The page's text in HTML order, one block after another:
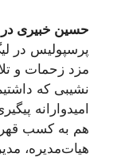
حسین خبیری در
پرسپولیس در
مزد زحمات و
نشیبی که
امیدوارانه
هم به کسب
هیات‌مدیره،